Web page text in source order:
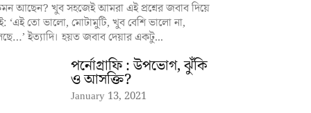
আছেন? খুব সহজেই আমরা এই প্রশ্নের জবাব দিয়ে
‘এই তো ভালো, মোটামুটি, খুব বেশি ভালো না,
ইত্যাদি। হয়ত জবাব দেয়ার একটু...
পর্নোগ্রাফি : উপভোগ, ঝুঁকি
ও আসক্তি?
January 13, 2021